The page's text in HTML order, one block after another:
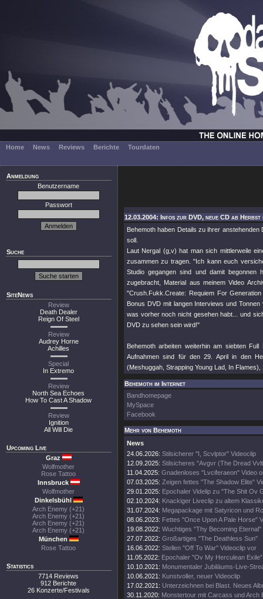
Home News Reviews Berichte Tourdaten
Anmeldung
Benutzername
Passwort
Suche
SiteNews
Review
Death Dealer
Reign Of Steel
Review
Audrey Horne
Achilles
Special
In Extremo
Review
North Sea Echoes
How To Cast A Shadow
Review
Ignition
All Will Die
Upcoming Live
Graz
Wolfmother
Rose Tattoo
Innsbruck
Wolfmother
Dinkelsbühl
Arch Enemy (+21)
Arch Enemy (+21)
Arch Enemy (+21)
Arch Enemy (+21)
München
Rose Tattoo
Statistics
7714 Reviews
912 Berichte
26 Konzerte/Festivals
12.03.2004: Infos zur DVD, neue CD ab Herbst
Behemoth haben Details zu ihrer
soll.
Laut Nergal (g,v) hat man sich mittlerweile
zusammen zu tragen. "Ich kann euch
Studio gegangen sind und damit
zugebracht, Material aus meinem Video
"Crush.Fukk.Create: Requiem For
Bonus DVD mit langen Interviews und
was vorher noch nicht gesehen habt... und
DVD zu sehen sein wird!"
Behemoth arbeiten weiterhin am siebten
Aufnahmen sind für den 29. April in den
(Meshuggah, Strapping Young Lad, In
Behemoth im Internet
Bandhomepage
MySpace
Facebook
Mehr von Behemoth
News
24.06.2026: Stilsicherer "I, Scvlptor" Videoclip
12.09.2025: Stilsicheres "Avgvr (The Dread
11.04.2025: Gnadenloses "Lvciferaeon" Video
07.03.2025: Zeigen fettes "The Shadow Elite"
29.01.2025: Epochaler Videlip zu "The Shit Ov
02.10.2024: Knackiger Liveclip zu altem
31.07.2024: Megapackage mit Satyricon und
08.06.2023: Fettes "Once Upon A Pale Horse"
19.08.2022: Wuchtiges "Thy Becoming Eternal"
27.07.2022: Großartiges "The Deathless Sun"
16.06.2022: Stellen "Off To War" Videoclip vor
11.05.2022: Epochaler "Ov My Herculean
10.10.2021: Monumentaler Jubiläums-Live-
10.06.2021: Kunstvoller, neuer Videoclip
17.02.2021: Unterzeichnen bei Blast. Neues
30.11.2020: Monstertour mit Carcass und Arch